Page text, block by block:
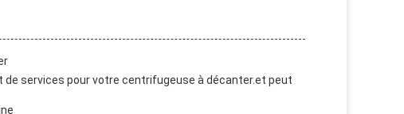
services pour votre centrifugeuse à décanter.et peut